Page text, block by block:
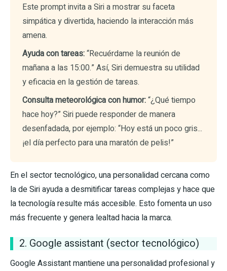
Este prompt invita a Siri a mostrar su faceta
simpática y divertida, haciendo la interacción más
amena.
Ayuda con tareas:“Recuérdame la reunión de
mañana a las 15:00.” Así, Siri demuestra su utilidad
y eficacia en la gestión de tareas.
Consulta meteorológica con humor:“¿Qué tiempo
hace hoy?” Siri puede responder de manera
desenfadada, por ejemplo: “Hoy está un poco gris...
¡el día perfecto para una maratón de pelis!”
En el sector tecnológico, una personalidad cercana como
la de Siri ayuda a desmitificar tareas complejas y hace que
la tecnología resulte más accesible. Esto fomenta un uso
más frecuente y genera lealtad hacia la marca.
2. Google assistant (sector tecnológico)
Google Assistant mantiene una personalidad profesional y